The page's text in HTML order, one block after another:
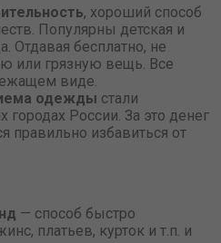
, хороший способ
Популярны детская и
Отдавая бесплатно, не
или грязную вещь. Все
виде.
одежды стали
городах России. За это денег
правильно избавиться от
— способ быстро
платьев, курток и т.п. и